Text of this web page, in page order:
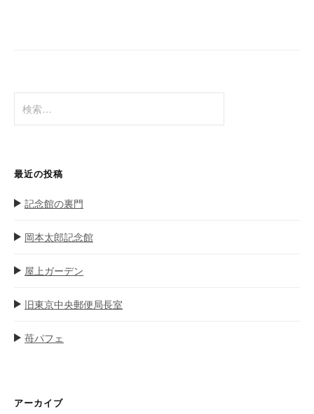
ョ
ン
索
最近の投稿
記念館の裏門
岡本太郎記念館
屋上ガーデン
旧東京中央郵便局長室
苺パフェ
アーカイブ